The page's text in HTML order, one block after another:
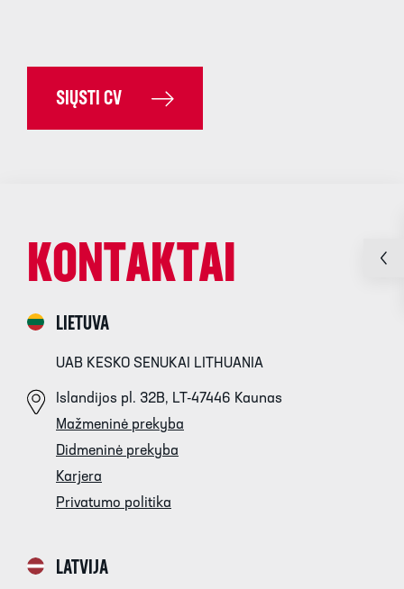
SIŲSTI CV
KONTAKTAI
LIETUVA
UAB KESKO SENUKAI LITHUANIA
Islandijos pl. 32B, LT-47446 Kaunas
Mažmeninė prekyba
Didmeninė prekyba
Karjera
Privatumo politika
LATVIJA